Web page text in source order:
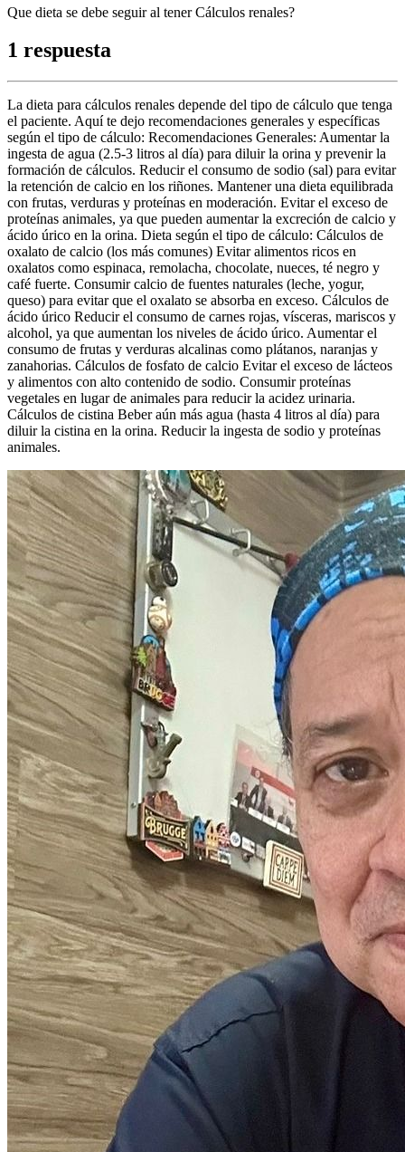
Que dieta se debe seguir al tener Cálculos renales?
1 respuesta
La dieta para cálculos renales depende del tipo de cálculo que tenga
el paciente. Aquí te dejo recomendaciones generales y específicas
según el tipo de cálculo: Recomendaciones Generales: Aumentar la
ingesta de agua (2.5-3 litros al día) para diluir la orina y prevenir la
formación de cálculos. Reducir el consumo de sodio (sal) para evitar
la retención de calcio en los riñones. Mantener una dieta equilibrada
con frutas, verduras y proteínas en moderación. Evitar el exceso de
proteínas animales, ya que pueden aumentar la excreción de calcio y
ácido úrico en la orina. Dieta según el tipo de cálculo: Cálculos de
oxalato de calcio (los más comunes) Evitar alimentos ricos en
oxalatos como espinaca, remolacha, chocolate, nueces, té negro y
café fuerte. Consumir calcio de fuentes naturales (leche, yogur,
queso) para evitar que el oxalato se absorba en exceso. Cálculos de
ácido úrico Reducir el consumo de carnes rojas, vísceras, mariscos y
alcohol, ya que aumentan los niveles de ácido úrico. Aumentar el
consumo de frutas y verduras alcalinas como plátanos, naranjas y
zanahorias. Cálculos de fosfato de calcio Evitar el exceso de lácteos
y alimentos con alto contenido de sodio. Consumir proteínas
vegetales en lugar de animales para reducir la acidez urinaria.
Cálculos de cistina Beber aún más agua (hasta 4 litros al día) para
diluir la cistina en la orina. Reducir la ingesta de sodio y proteínas
animales.